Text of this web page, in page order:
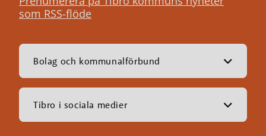
som RSS-flöde
Bolag och kommunalförbund
Tibro i sociala medier